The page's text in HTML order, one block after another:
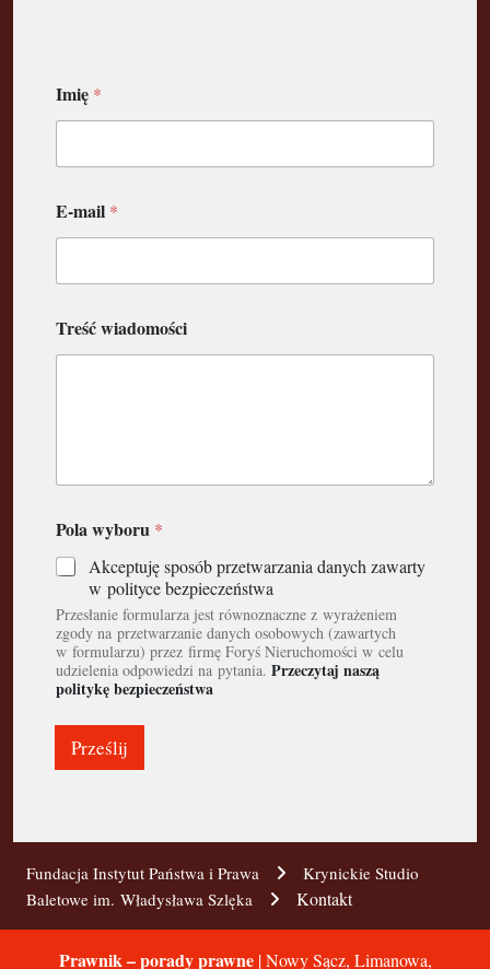
Imię *
E-mail *
Treść wiadomości
Pola wyboru *
Akceptuję sposób przetwarzania danych zawarty
w polityce bezpieczeństwa
Przesłanie formularza jest równoznaczne z wyrażeniem
zgody na przetwarzanie danych osobowych (zawartych
w formularzu) przez firmę Foryś Nieruchomości w celu
udzielenia odpowiedzi na pytania. Przeczytaj naszą
politykę bezpieczeństwa
Prześlij
Fundacja Instytut Państwa i Prawa
Krynickie Studio
Baletowe im. Władysława Szlęka
Kontakt
Prawnik – porady prawne| Nowy Sącz, Limanowa,